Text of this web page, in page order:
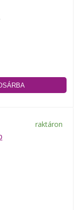
raktáron